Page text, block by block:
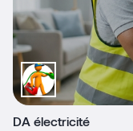
DA électricité